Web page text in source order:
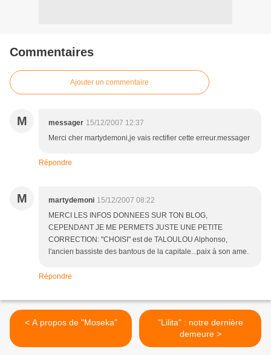
Commentaires
Ajouter un commentaire
M messager 15/12/2007 12:37
Merci cher martydemoni,je vais rectifier cette erreur.messager
Répondre
M martydemoni 15/12/2007 08:22
MERCI LES INFOS DONNEES SUR TON BLOG,
CEPENDANT JE ME PERMETS JUSTE UNE PETITE
CORRECTION: "CHOISI" est de TALOULOU Alphonso,
l'ancien bassiste des bantous de la capitale...paix à son ame.
Répondre
< A propos de "Moseka"
"Lilita" : notre dernière
demeure >